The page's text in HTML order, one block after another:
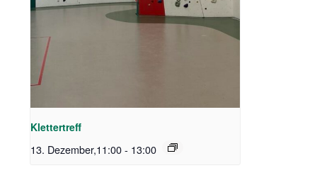
Klettertreff
13. Dezember,11:00 - 13:00